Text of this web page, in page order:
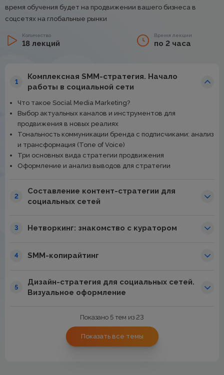
время обучения будет на продвижении вашего бизнеса в
соцсетях на глобальные рынки
Количество
18 лекций
Время лекции
по 2 часа
1
Комплексная SMM-стратегия. Начало
работы в социальной сети
Что такое Social Media Marketing?
Выбор актуальных каналов и инструментов для
продвижения в новых реалиях
Тональность коммуникации бренда с подписчиками: анализ
и трансформация (Tone of Voice)
Три основных вида стратегии продвижения
Оформление и анализ выводов для стратегии
2
Составление контент-стратегии для
социальных сетей
3 Нетворкинг: знакомство с куратором
4 SMM-копирайтинг
5
Дизайн-стратегия для социальных сетей.
Визуальное оформление
Показано 5 тем из 23
Показать все темы